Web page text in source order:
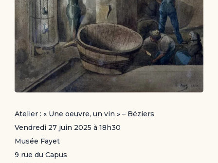
Atelier : « Une oeuvre, un vin » – Béziers
Vendredi 27 juin 2025 à 18h30
Musée Fayet
9 rue du Capus